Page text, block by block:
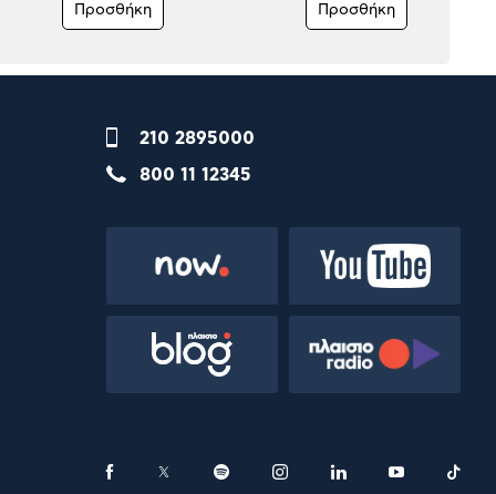
Προσθήκη Προσθήκη
210 2895000
800 11 12345